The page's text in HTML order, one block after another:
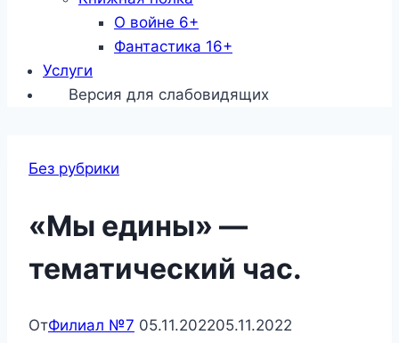
О войне 6+
Фантастика 16+
Услуги
Версия для слабовидящих
Без рубрики
«Мы едины» —
тематический час.
ОтФилиал №7 05.11.202205.11.2022